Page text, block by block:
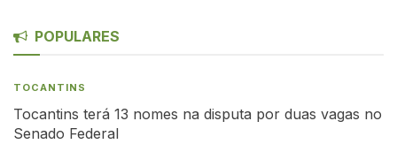
POPULARES
TOCANTINS
Tocantins terá 13 nomes na disputa por duas vagas no
Senado Federal